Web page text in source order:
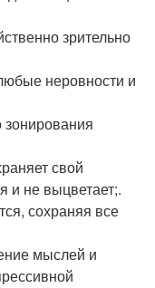
зрительно
неровности и
свой
и не выцветает;.
сохраняя все
мыслей и